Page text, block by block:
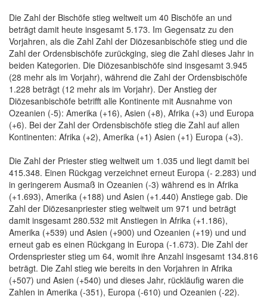
Die Zahl der Bischöfe stieg weltweit um 40 Bischöfe an und
beträgt damit heute insgesamt 5.173. Im Gegensatz zu den
Vorjahren, als die Zahl Zahl der Diözesanbischöfe stieg und die
Zahl der Ordensbischöfe zurückging, sieg die Zahl dieses Jahr in
beiden Kategorien. Die Diözesanbischöfe sind insgesamt 3.945
(28 mehr als im Vorjahr), während die Zahl der Ordensbischöfe
1.228 beträgt (12 mehr als im Vorjahr). Der Anstieg der
Diözesanbischöfe betrifft alle Kontinente mit Ausnahme von
Ozeanien (-5): Amerika (+16), Asien (+8), Afrika (+3) und Europa
(+6). Bei der Zahl der Ordensbischöfe stieg die Zahl auf allen
Kontinenten: Afrika (+2), Amerika (+1) Asien (+1) Europa (+3).
Die Zahl der Priester stieg weltweit um 1.035 und liegt damit bei
415.348. Einen Rückgag verzeichnet erneut Europa (- 2.283) und
in geringerem Ausmaß in Ozeanien (-3) während es in Afrika
(+1.693), Amerika (+188) und Asien (+1.440) Anstiege gab. Die
Zahl der Diözesanpriester stieg weltweit um 971 und beträgt
damit insgesamt 280.532 mit Anstiegen in Afrika (+1.186),
Amerika (+539) und Asien (+900) und Ozeanien (+19) und und
erneut gab es einen Rückgang in Europa (-1.673). Die Zahl der
Ordenspriester stieg um 64, womit ihre Anzahl insgesamt 134.816
beträgt. Die Zahl stieg wie bereits in den Vorjahren in Afrika
(+507) und Asien (+540) und dieses Jahr, rückläufig waren die
Zahlen in Amerika (-351), Europa (-610) und Ozeanien (-22).